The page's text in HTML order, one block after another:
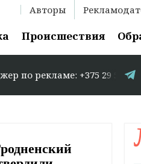
Авторы
Происшествия
29 583-35-86 // В